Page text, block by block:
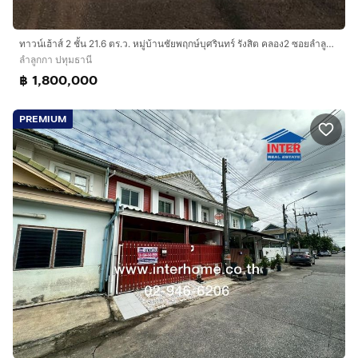
ทาวน์เฮ้าส์ 2 ชั้น 21.6 ตร.ว. หมู่บ้านชัยพฤกษ์บุศรินทร์ รังสิต คลอง2 ซอยลำลูกกาคลอง2 ถนนลูกลูกกา ถนนรังสิต-นครนายก ลำลูกกา ปทุมธานี
ลำลูกกา ปทุมธานี
฿ 1,800,000
PREMIUM